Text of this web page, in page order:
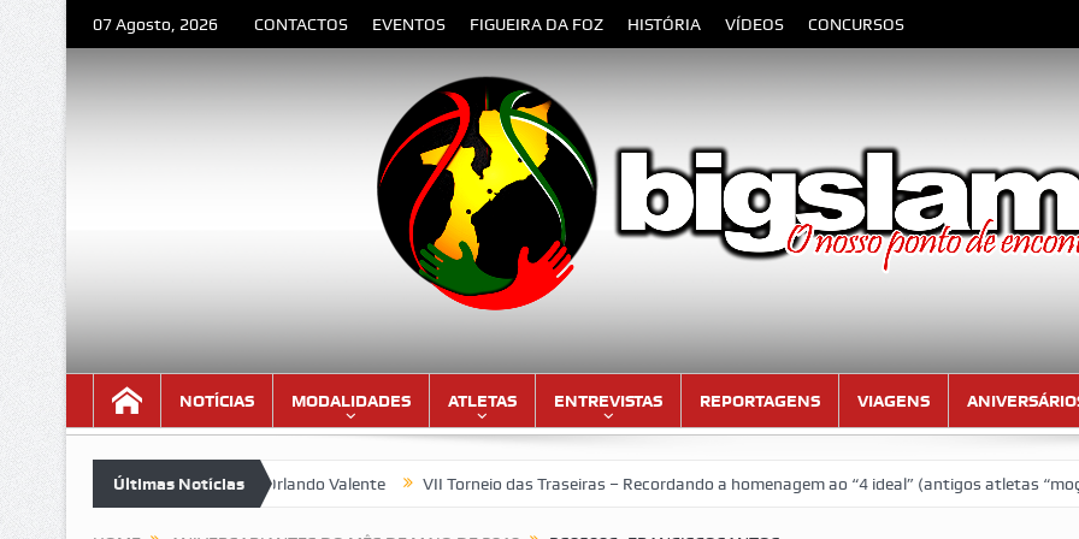
07 Agosto, 2026 CONTACTOS EVENTOS FIGUEIRA DA FOZ HISTÓRIA VÍDEOS CONCURSOS
NOTÍCIAS MODALIDADES ATLETAS ENTREVISTAS REPORTAGENS VIAGENS
Últimas Notícias
DESPEDIDA” – Poema de Orlando Valente VII Torneio das Traseiras – Recordando a homenagem ao “4 ideal” (antigos atletas